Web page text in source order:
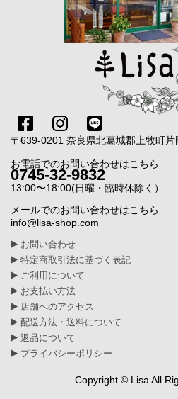
〒639-0201 奈良県北葛城郡上牧町
お電話でのお問い合わせはこちら
0745-32-9832
13:00〜18:00(日曜・臨時休除く）
メールでのお問い合わせはこちら
info@lisa-shop.com
お問い合わせ
特定商取引法に基づく表記
ご利用について
お支払い方法
店舗へのアクセス
配送方法・送料について
返品について
プライバシーポリシー
Copyright © Lisa All